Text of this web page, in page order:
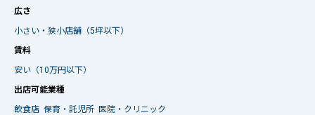
広さ
小さい・狭小店舗（5坪以下）
賃料
安い（10万円以下）
出店可能業種
飲食店 保育・託児所 医院・クリニック